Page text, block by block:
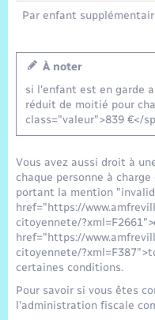
Par enfant
À noter
si l'enfant est en garde
réduit de moitié pour
class="valeur">839 €</
Vous avez aussi droit à
chaque personne à
portant la mention
href="https://
citoyennete/
href="https://
citoyennete/
certaines conditions.
Pour savoir si vous êtes
l'administration fiscale